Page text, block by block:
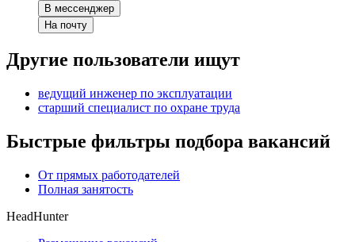
В мессенджер
На почту
Другие пользователи ищут
ведущий инженер по эксплуатации
старший специалист по охране труда
Быстрые фильтры подбора вакансий
От прямых работодателей
Полная занятость
HeadHunter